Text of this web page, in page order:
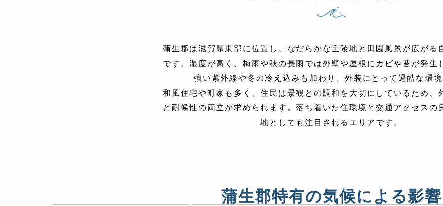
蒲生郡は滋賀県東部に位置し、なだらかな丘陵地と田園風景が広がる
です。湿度が高く、梅雨や秋の長雨では外壁や屋根にカビや苔が発生
強い紫外線や冬の冷え込みも加わり、外装にとって過酷な環境
和風住宅や町家も多く、住民は景観との調和を大切にしているため、
と耐候性の両立が求められます。落ち着いた住環境と交通アクセスの
地としても注目されるエリアです。
蒲生郡特有の気候による影響